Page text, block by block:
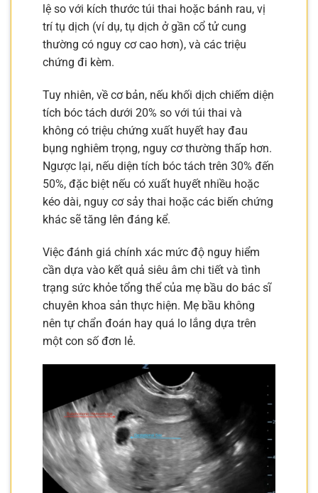
lệ so với kích thước túi thai hoặc bánh rau, vị
trí tụ dịch (ví dụ, tụ dịch ở gần cổ tử cung
thường có nguy cơ cao hơn), và các triệu
chứng đi kèm.
Tuy nhiên, về cơ bản, nếu khối dịch chiếm diện
tích bóc tách dưới 20% so với túi thai và
không có triệu chứng xuất huyết hay đau
bụng nghiêm trọng, nguy cơ thường thấp hơn.
Ngược lại, nếu diện tích bóc tách trên 30% đến
50%, đặc biệt nếu có xuất huyết nhiều hoặc
kéo dài, nguy cơ sảy thai hoặc các biến chứng
khác sẽ tăng lên đáng kể.
Việc đánh giá chính xác mức độ nguy hiểm
cần dựa vào kết quả siêu âm chi tiết và tình
trạng sức khỏe tổng thể của mẹ bầu do bác sĩ
chuyên khoa sản thực hiện. Mẹ bầu không
nên tự chẩn đoán hay quá lo lắng dựa trên
một con số đơn lẻ.